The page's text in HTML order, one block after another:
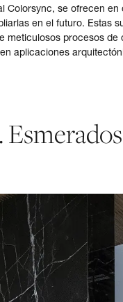
Colorsync, se ofrecen en
en el futuro. Estas
meticulosos procesos de
aplicaciones